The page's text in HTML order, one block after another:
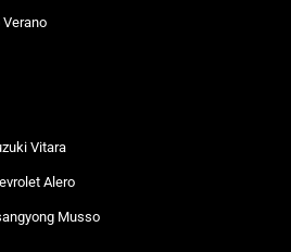
Verano
Vitara
Alero
Musso